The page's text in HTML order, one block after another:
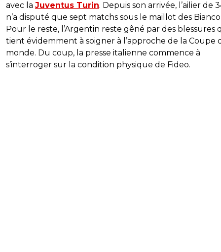
avec la Juventus Turin. Depuis son arrivée, l’ailier de
n’a disputé que sept matchs sous le maillot des
Pour le reste, l’Argentin reste gêné par des blessures
tient évidemment à soigner à l’approche de la Coupe
monde. Du coup, la presse italienne commence à
s’interroger sur la condition physique de Fideo.